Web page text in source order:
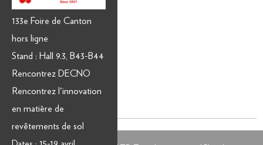
Plancher stratifié de 8 mm
Plancher stratifié de 12 mm
Sol stratifié 2200mm
Parquet stratifié en CHÊNE
E.I.R. Revêtement de sol stratifié
Stratifié imperméable
133e Foire de Canton
hors ligne
Stand : Hall 9.3, B43-B44
Rencontrez DECNO
Rencontrez l'innovation
en matière de
revêtements de sol